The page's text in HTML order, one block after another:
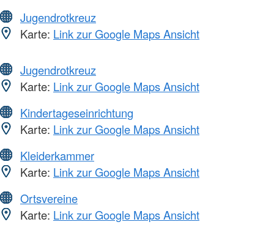
Jugendrotkreuz
Karte: Link zur Google Maps Ansicht
Jugendrotkreuz
Karte: Link zur Google Maps Ansicht
Kindertageseinrichtung
Karte: Link zur Google Maps Ansicht
Kleiderkammer
Karte: Link zur Google Maps Ansicht
Ortsvereine
Karte: Link zur Google Maps Ansicht